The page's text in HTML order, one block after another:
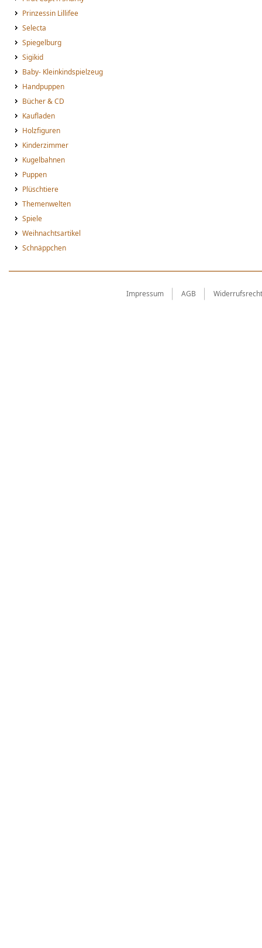
Prinzessin Lillifee
Selecta
Spiegelburg
Sigikid
Baby- Kleinkindspielzeug
Handpuppen
Bücher & CD
Kaufladen
Holzfiguren
Kinderzimmer
Kugelbahnen
Puppen
Plüschtiere
Themenwelten
Spiele
Weihnachtsartikel
Schnäppchen
Impressum AGB Widerrufsrecht